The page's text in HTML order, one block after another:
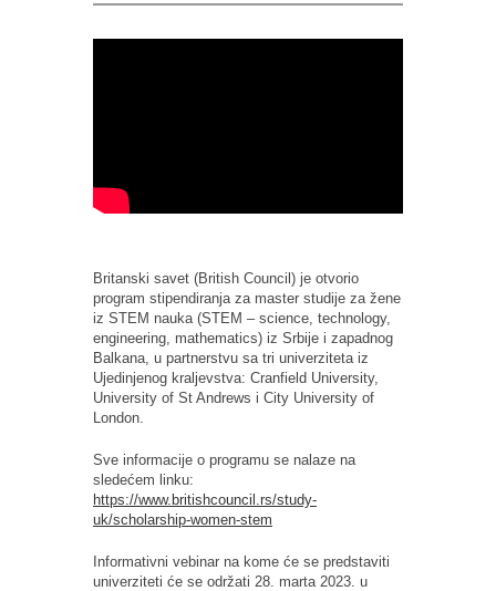
Britanski savet (British Council) je otvorio
program stipendiranja za master studije za žene
iz STEM nauka (STEM – science, technology,
engineering, mathematics) iz Srbije i zapadnog
Balkana, u partnerstvu sa tri univerziteta iz
Ujedinjenog kraljevstva: Cranfield University,
University of St Andrews i City University of
London.
Sve informacije o programu se nalaze na
sledećem linku:
https://www.britishcouncil.rs/study-
uk/scholarship-women-stem
Informativni vebinar na kome će se predstaviti
univerziteti će se održati 28. marta 2023. u